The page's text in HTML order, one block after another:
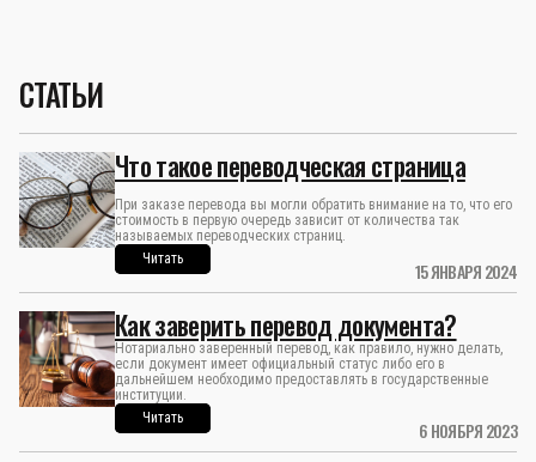
СТАТЬИ
15 ЯНВАРЯ 2024
Что такое переводческая страница
При заказе перевода вы могли обратить внимание на то, что его
стоимость в первую очередь зависит от количества так
называемых переводческих страниц.
Читать
6 НОЯБРЯ 2023
Как заверить перевод документа?
Нотариально заверенный перевод, как правило, нужно делать,
если документ имеет официальный статус либо его в
дальнейшем необходимо предоставлять в государственные
институции.
Читать